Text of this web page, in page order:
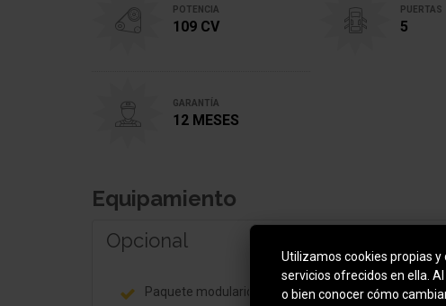
POTENCIA
109 CV
PUERTAS
5
GARANTÍA
12 MESES
Equipamiento
Opcional
Paquete modularidad
Utilizamos cookies propias
servicios ofrecidos en ella.
o bien conocer cómo